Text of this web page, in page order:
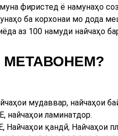
фиристед ё намунаҳо
ба корхонаи мо дода
аз 100 намуди найчаҳо
МЕТАВОНЕМ?
мудаввар, найчаҳои
найчаҳои ламинатдор.
Найчаҳои қандӣ, Найчаҳои